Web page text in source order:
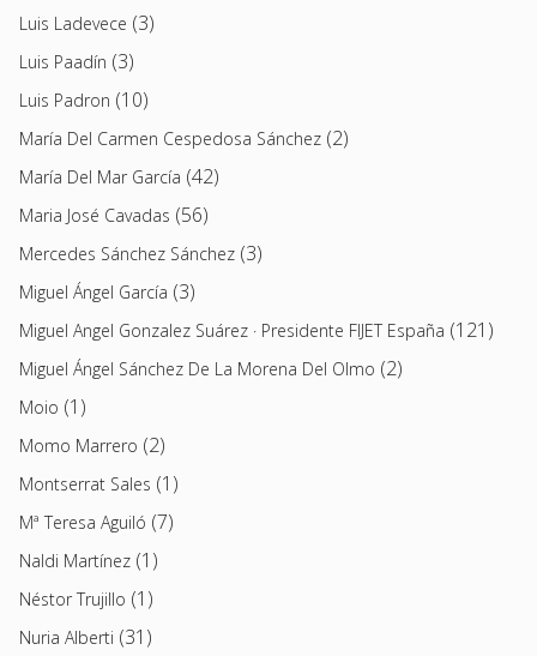
Luis Ladevece (3)
Luis Paadín (3)
Luis Padron (10)
María Del Carmen Cespedosa Sánchez (2)
María Del Mar García (42)
Maria José Cavadas (56)
Mercedes Sánchez Sánchez (3)
Miguel Ángel García (3)
Miguel Angel Gonzalez Suárez · Presidente FIJET España (121)
Miguel Ángel Sánchez De La Morena Del Olmo (2)
Moio (1)
Momo Marrero (2)
Montserrat Sales (1)
Mª Teresa Aguiló (7)
Naldi Martínez (1)
Néstor Trujillo (1)
Nuria Alberti (31)